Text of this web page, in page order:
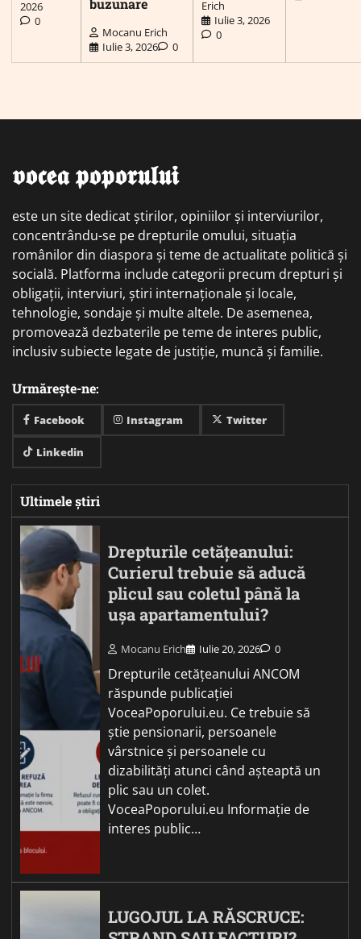
2026
0
Mocanu Erich
Iulie 3, 2026
0
Erich
Iulie 3, 2026
0
𝖛𝖔𝖈𝖊𝖆 𝖕𝖔𝖕𝖔𝖗𝖚𝖑𝖚𝖎
este un site dedicat știrilor, opiniilor și interviurilor,
concentrându-se pe drepturile omului, situația
românilor din diaspora și teme de actualitate politică și
socială. Platforma include categorii precum drepturi și
obligații, interviuri, știri internaționale și locale,
tehnologie, sondaje și multe altele. De asemenea,
promovează dezbaterile pe teme de interes public,
inclusiv subiecte legate de justiție, muncă și familie.
Urmărește-ne:
Facebook Instagram Twitter
Linkedin
Ultimele știri
Drepturile cetățeanului:
Curierul trebuie să aducă
plicul sau coletul până la
ușa apartamentului?
Mocanu Erich Iulie 20, 2026 0
Drepturile cetățeanului ANCOM
răspunde publicației
VoceaPoporului.eu. Ce trebuie să
știe pensionarii, persoanele
vârstnice și persoanele cu
dizabilități atunci când așteaptă un
plic sau un colet.
VoceaPoporului.eu Informație de
interes public…
LUGOJUL LA RĂSCRUCE: